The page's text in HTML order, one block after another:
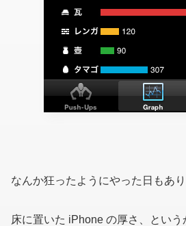
なんか狂ったようにやった日もあ
床に置いた iPhone の厚さ、とい